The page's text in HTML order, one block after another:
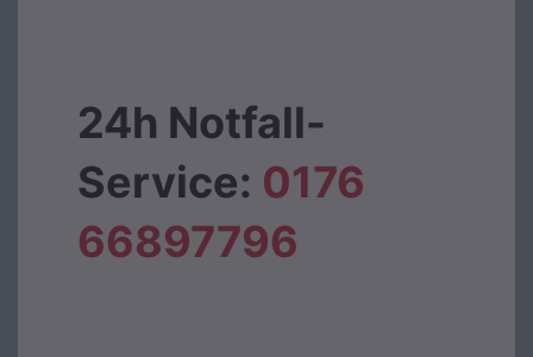
24h Notfall-
Service: 0176
66897796‬